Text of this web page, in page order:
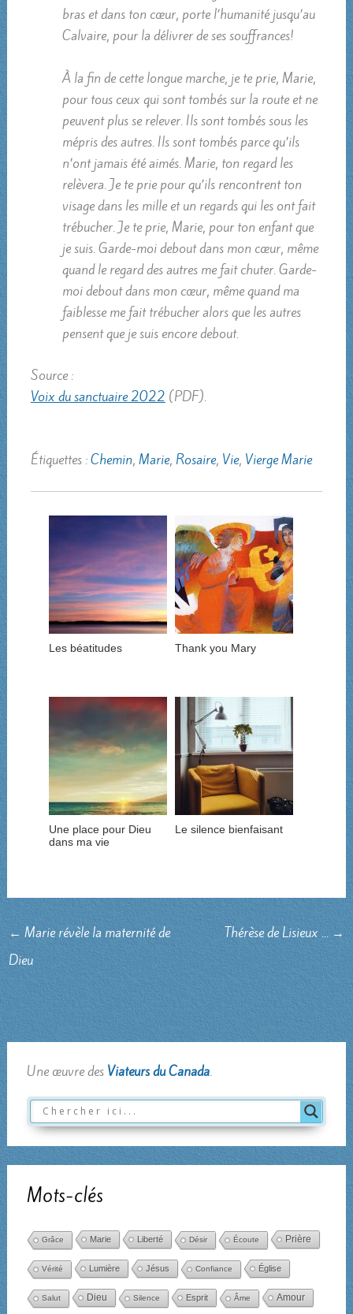
bras et dans ton cœur, porte l’humanité jusqu’au
Calvaire, pour la délivrer de ses souffrances!
À la fin de cette longue marche, je te prie, Marie,
pour tous ceux qui sont tombés sur la route et ne
peuvent plus se relever. Ils sont tombés sous les
mépris des autres. Ils sont tombés parce qu’ils
n’ont jamais été aimés. Marie, ton regard les
relèvera. Je te prie pour qu’ils rencontrent ton
visage dans les mille et un regards qui les ont fait
trébucher. Je te prie, Marie, pour ton enfant que
je suis. Garde-moi debout dans mon cœur, même
quand le regard des autres me fait chuter. Garde-
moi debout dans mon cœur, même quand ma
faiblesse me fait trébucher alors que les autres
pensent que je suis encore debout.
Source :
Voix du sanctuaire 2022 (PDF).
Étiquettes :Chemin, Marie, Rosaire, Vie, Vierge Marie
Les béatitudes Thank you Mary
Une place pour Dieu
dans ma vie
Le silence bienfaisant
←Marie révèle la maternité de
Dieu
Thérèse de Lisieux ... →
Une œuvre des Viateurs du Canada.
Mots-clés
Grâce Marie Liberté Désir Écoute Prière
Vérité Lumière Jésus Confiance Église
Salut Dieu Silence Esprit Âme Amour